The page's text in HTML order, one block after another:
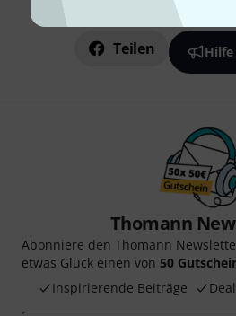
Gefällt Ihnen, was
Teilen Hilfe
Thomann
Abonniere den Thomann
etwas Glück einen von 50
Inspirierende Beiträge